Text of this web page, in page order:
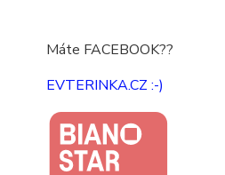
Máte FACEBOOK??
EVTERINKA.CZ :-)